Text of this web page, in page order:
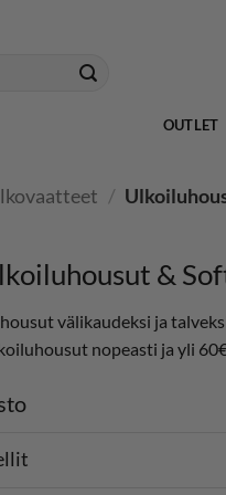
OUTLET
/
&
välikaudeksi ja
nopeasti ja yli